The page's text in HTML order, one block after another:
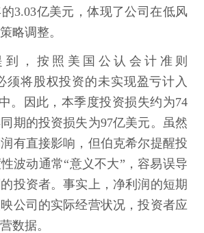
3.03亿美元，体现了公司在低风
略调整。
，按照美国公认会计准则
须将股权投资的未实现盈亏计入
。因此，本季度投资损失约为74
期的投资损失为97亿美元。虽然
有直接影响，但伯克希尔提醒投
波动通常“意义不大”，容易误导
投资者。事实上，净利润的短期
公司的实际经营状况，投资者应
数据。